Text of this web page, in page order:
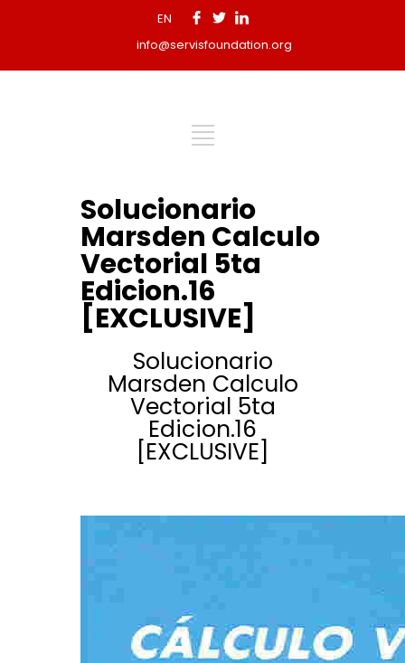
EN
info@servisfoundation.org
Solucionario
Marsden Calculo
Vectorial 5ta
Edicion.16
[EXCLUSIVE]
Solucionario
Marsden Calculo
Vectorial 5ta
Edicion.16
[EXCLUSIVE]